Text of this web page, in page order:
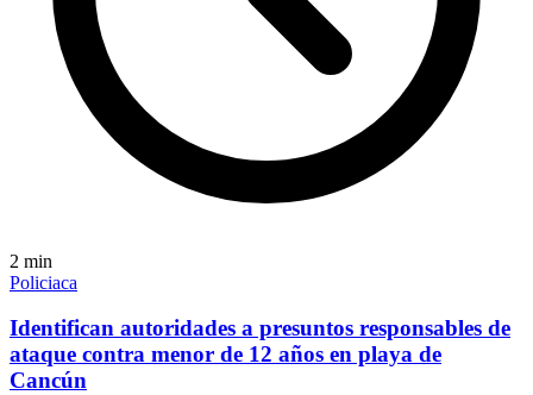
2 min
Policiaca
Identifican autoridades a presuntos responsables de
ataque contra menor de 12 años en playa de
Cancún